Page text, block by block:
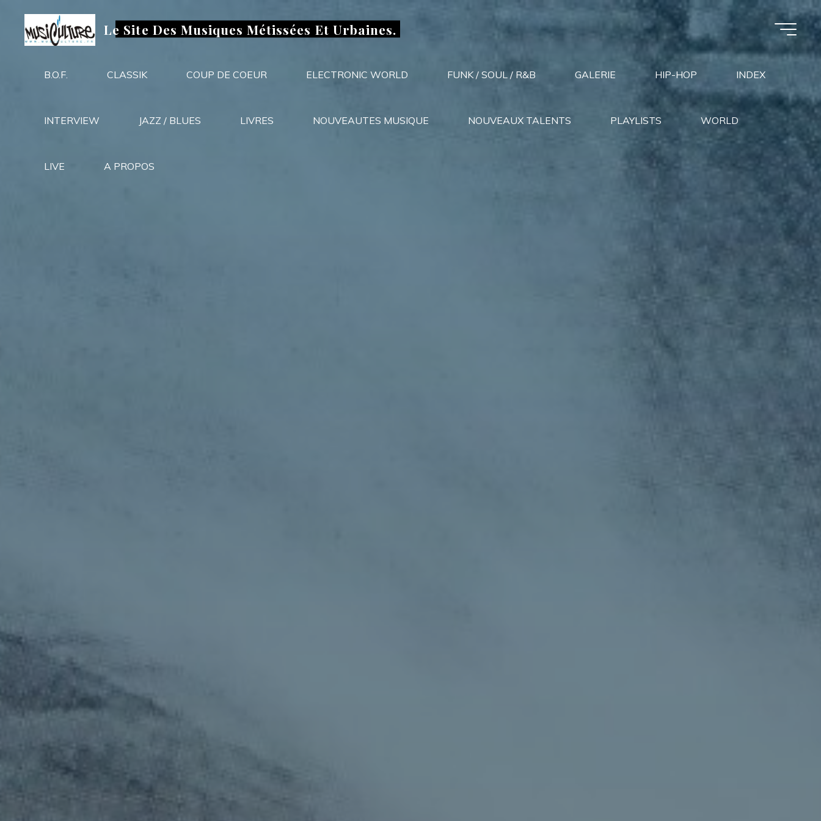
contenu
Le Site Des Musiques Métissées Et Urbaines.
B.O.F. CLASSIK COUP DE COEUR ELECTRONIC WORLD FUNK / SOUL / R&B GALERIE HIP-HOP INDEX
INTERVIEW JAZZ / BLUES LIVRES NOUVEAUTES MUSIQUE NOUVEAUX TALENTS PLAYLISTS WORLD
LIVE A PROPOS